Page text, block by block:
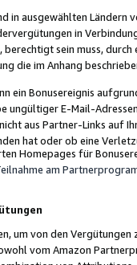
in ausgewählten Ländern
in
berechtigt sein muss,
die im Anhang
ein Bonusereignis
ungültiger E-Mail-
aus Partner-Links auf
hat oder ob eine
Homepages für
am
um von den
vom Amazon